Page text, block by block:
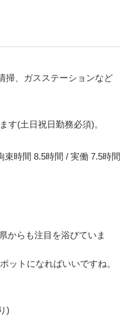
掃、ガスステーションなど
す(土日祝日勤務必須)。
時間 8.5時間 / 実働 7.5時間
からも注目を浴びていま
ットになればいいですね。
)